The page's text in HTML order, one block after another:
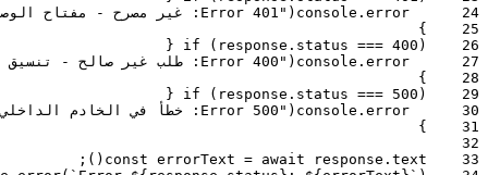
24
console . error
( "Error 401: غير مصرح - مفتاح الوصول غير صالح أو مفقود"
25
}
26
if ( response . status === 400 )
{
27
console . error
( "Error 400: طلب غير صالح - تنسيق المعامل غير صالح"
28
}
29
if ( response . status === 500 )
{
30
console . error
( "Error 500: خطأ في الخادم الداخلي - فشل غير متوقع"
31
}
32
33
const errorText = await response . text
(
)
;